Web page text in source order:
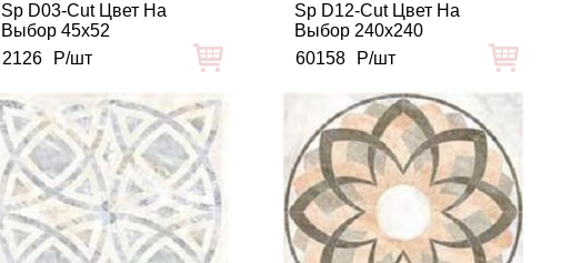
Sp D03-Cut Цвет На
Выбор 45x52
2126
Р/шт
Sp D12-Cut Цвет На
Выбор 240x240
60158
Р/шт